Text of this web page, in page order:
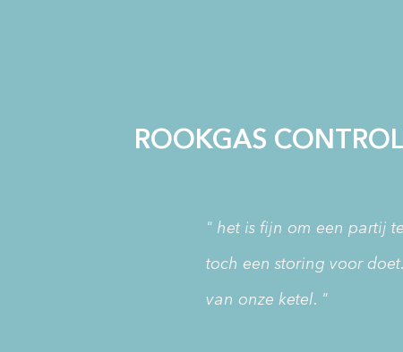
ROOKGAS
" het is fijn om een partij
toch een storing voor
van onze ketel. "